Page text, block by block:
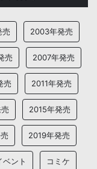
売 2003年発売
売 2007年発売
売 2011年発売
2015年発売
2019年発売
ベント コミケ